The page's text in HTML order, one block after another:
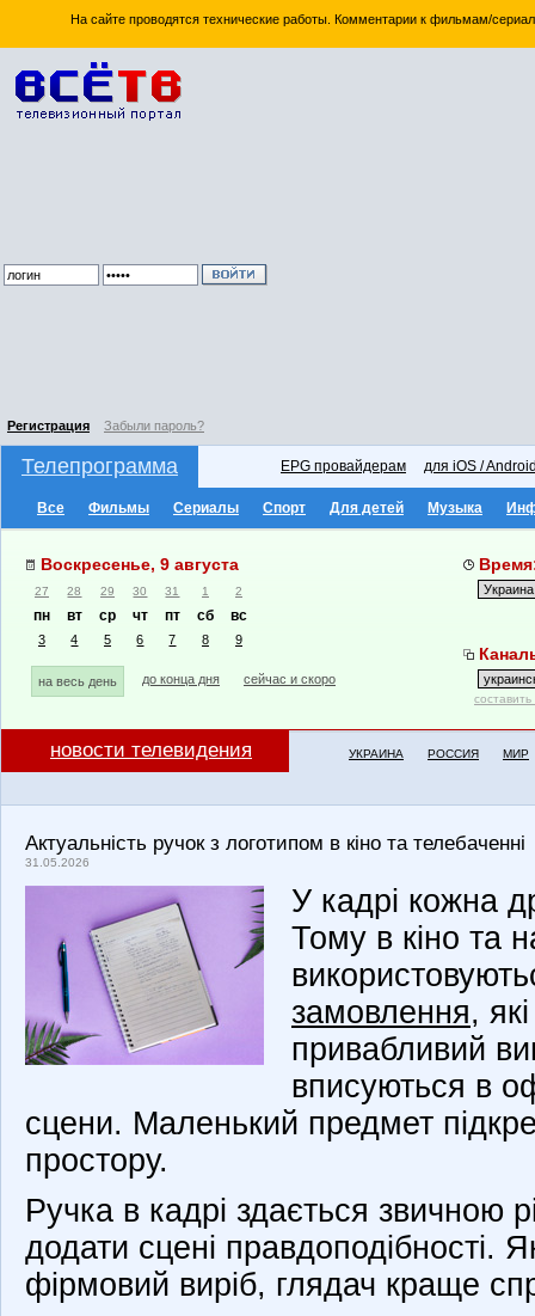
На сайте проводятся технические работы. Комментарии к фильмам/
Регистрация Забыли пароль?
Телепрограмма EPG провайдерам для iOS /
Все Фильмы Сериалы Спорт Для детей Музыка
Воскресенье, 9 августа
27 28 29 30 31 1 2
пн вт ср чт пт сб вс
3 4 5 6 7 8 9
на весь день до конца дня сейчас и скоро
новости телевидения УКРАИНА РОССИЯ МИР
Актуальність ручок з логотипом в кіно та телебаченні
31.05.2026
У кадрі кожна
Тому в кіно та
замовлення,
привабливий
вписуються в
сцени. Маленький предмет
простору.
Ручка в кадрі здається звичною
додати сцені правдоподібності.
фірмовий виріб, глядач краще